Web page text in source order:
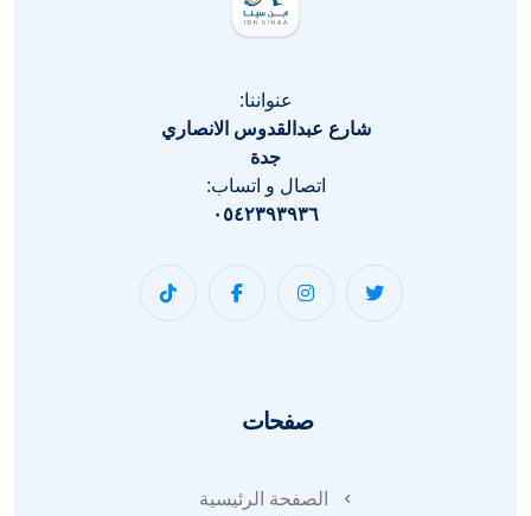
عنواننا:
شارع عبدالقدوس الانصاري
جدة
اتصال و اتساب:
٠٥٤٢٣٩٣٩٣٦
صفحات
الصفحة الرئيسية